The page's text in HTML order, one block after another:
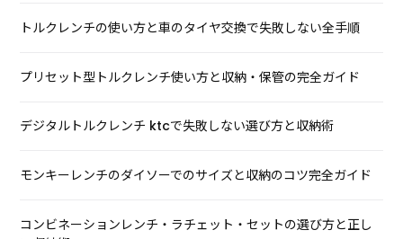
トルクレンチの使い方と車のタイヤ交換で失敗しない全手順
プリセット型トルクレンチ使い方と収納・保管の完全ガイド
デジタルトルクレンチ ktcで失敗しない選び方と収納術
モンキーレンチのダイソーでのサイズと収納のコツ完全ガイド
コンビネーションレンチ・ラチェット・セットの選び方と正し